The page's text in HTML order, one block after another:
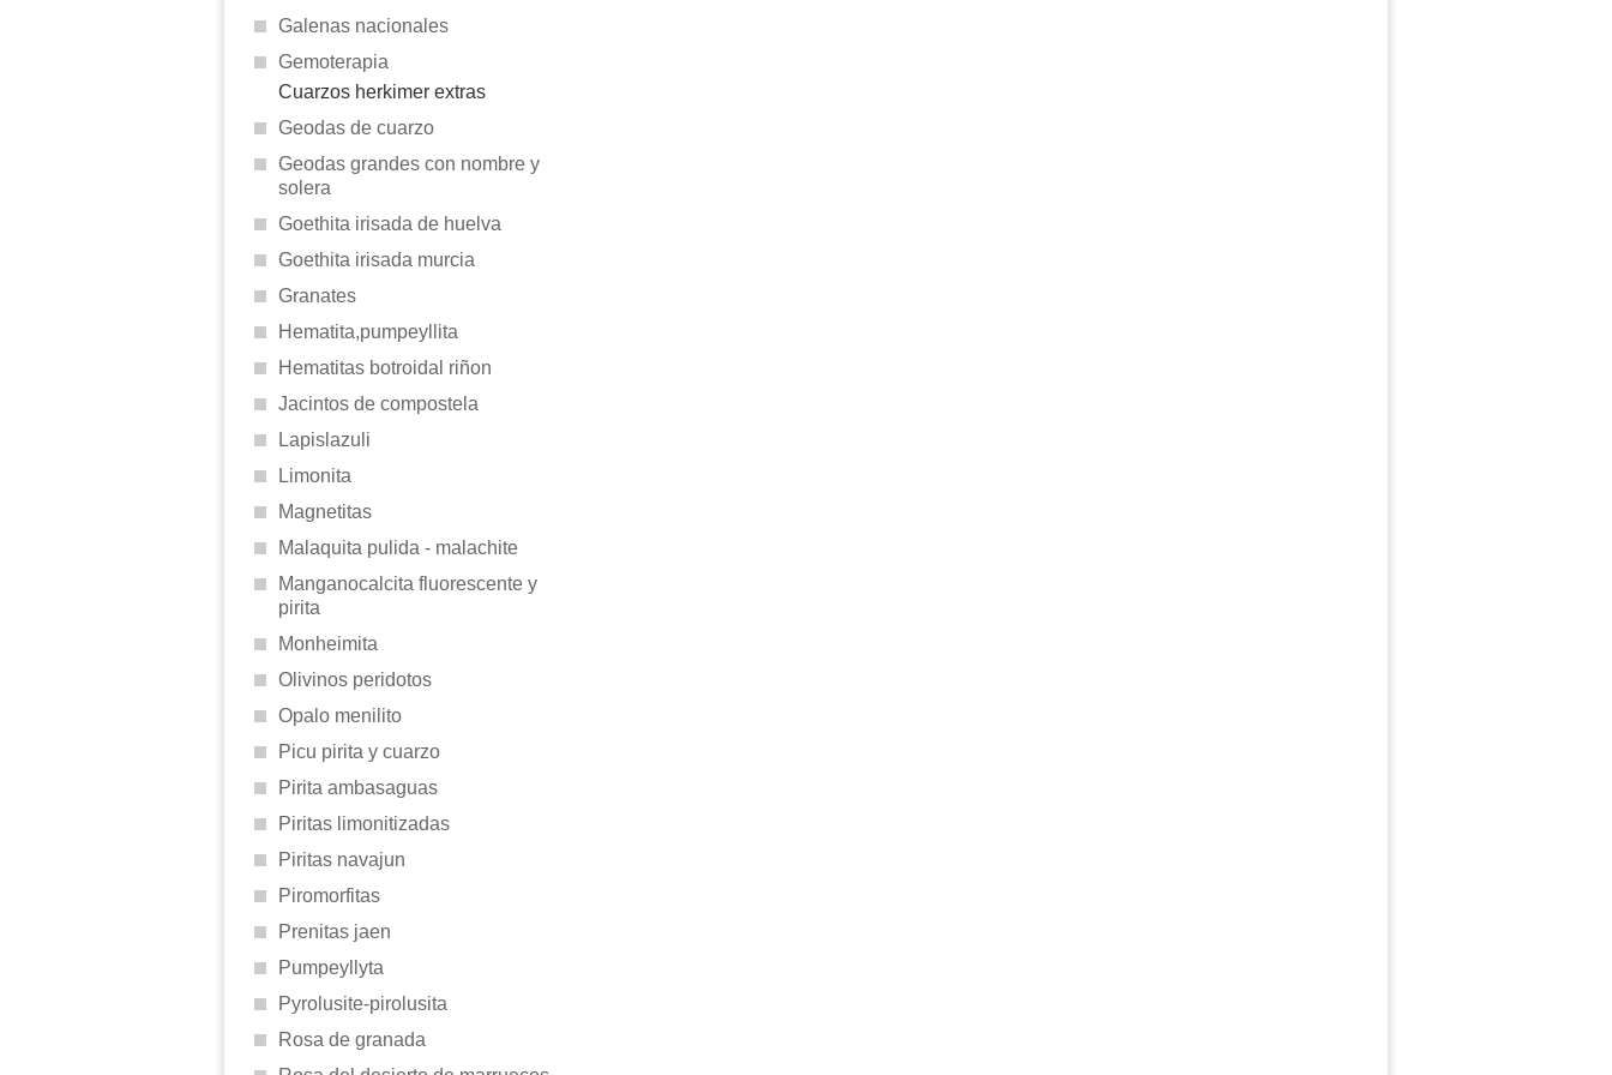
Galenas nacionales
Gemoterapia
Cuarzos herkimer extras
Geodas de cuarzo
Geodas grandes con nombre y
solera
Goethita irisada de huelva
Goethita irisada murcia
Granates
Hematita,pumpeyllita
Hematitas botroidal riñon
Jacintos de compostela
Lapislazuli
Limonita
Magnetitas
Malaquita pulida - malachite
Manganocalcita fluorescente y
pirita
Monheimita
Olivinos peridotos
Opalo menilito
Picu pirita y cuarzo
Pirita ambasaguas
Piritas limonitizadas
Piritas navajun
Piromorfitas
Prenitas jaen
Pumpeyllyta
Pyrolusite-pirolusita
Rosa de granada